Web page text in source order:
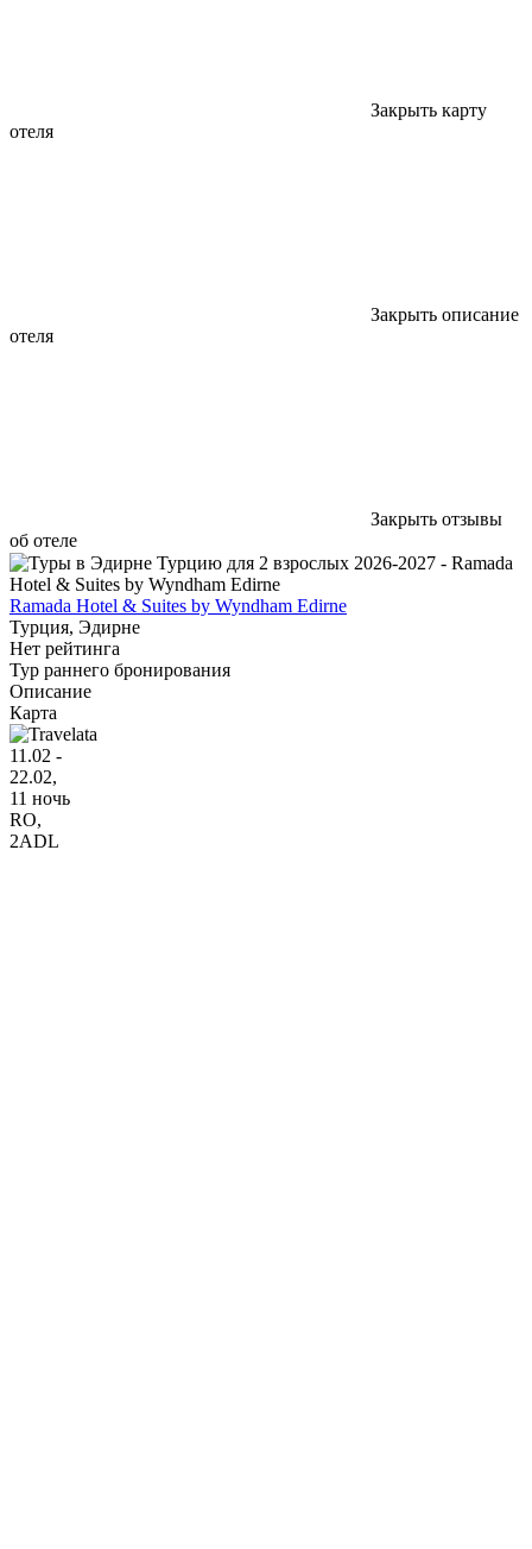
Закрыть карту
отеля
Закрыть описание
отеля
Закрыть отзывы
об отеле
Ramada Hotel & Suites by Wyndham Edirne
Турция, Эдирне
Нет рейтинга
Тур раннего бронирования
Описание
Карта
11.02 -
22.02,
11 ночь
RO,
2ADL